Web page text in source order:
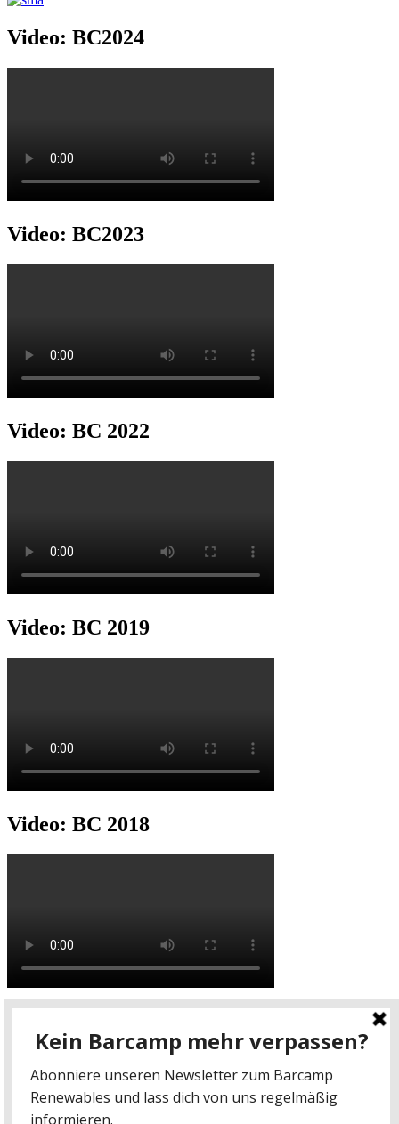
Video: BC2024
Video: BC2023
Video: BC 2022
Video: BC 2019
Video: BC 2018